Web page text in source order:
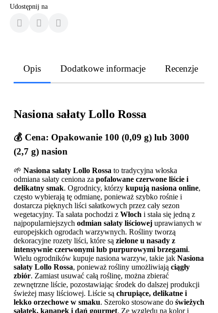
Udostępnij na
Opis Dodatkowe informacje Recenzje
Nasiona sałaty Lollo Rossa
💰 Cena: Opakowanie 100 (0,09 g) lub 3000
(2,7 g) nasion
🌱 Nasiona sałaty Lollo Rossa to tradycyjna włoska
odmiana sałaty ceniona za pofalowane czerwone liście i
delikatny smak. Ogrodnicy, którzy kupują nasiona online,
często wybierają tę odmianę, ponieważ szybko rośnie i
dostarcza pięknych liści sałatkowych przez cały sezon
wegetacyjny. Ta sałata pochodzi z Włoch i stała się jedną z
najpopularniejszych odmian sałaty liściowej uprawianych w
europejskich ogrodach warzywnych. Rośliny tworzą
dekoracyjne rozety liści, które są zielone u nasady z
intensywnie czerwonymi lub purpurowymi brzegami.
Wielu ogrodników kupuje nasiona warzyw, takie jak Nasiona
sałaty Lollo Rossa, ponieważ rośliny umożliwiają ciągły
zbiór. Zamiast usuwać całą roślinę, można zbierać
zewnętrzne liście, pozostawiając środek do dalszej produkcji
świeżej masy liściowej. Liście są chrupiące, delikatne i
lekko orzechowe w smaku. Szeroko stosowane do świeżych
sałatek, kanapek i dań gourmet. Ze względu na kolor i